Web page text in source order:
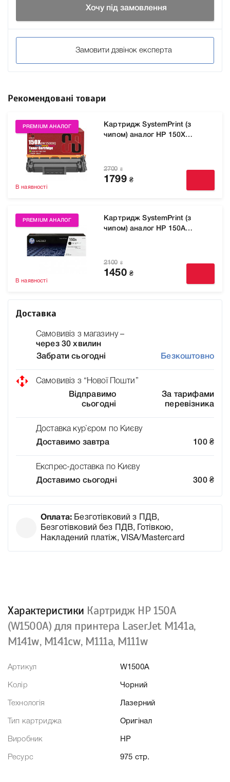
Хочу під замовлення
Замовити дзвінок експерта
Рекомендовані товари
PREMIUM АНАЛОГ
Картридж SystemPrint (з
чипом) аналог HP 150X
M141cw, M111a, M111w
2700 ₴
1799 ₴
В наявності
PREMIUM АНАЛОГ
Картридж SystemPrint (з
чипом) аналог HP 150A
M141cw, M111a, M111w
2100 ₴
1450 ₴
В наявності
Доставка
Самовивіз з магазину –
через 30 хвилин
Забрати сьогодні
Безкоштовно
Самовивіз з “Нової Пошти”
Відправимо
сьогодні
За тарифами
перевізника
Доставка кур`єром по Києву
Доставимо завтра
100 ₴
Експрес-доставка по Києву
Доставимо сьогодні
300 ₴
Оплата: Безготівковий з ПДВ,
Безготівковий без ПДВ, Готівкою,
Накладений платіж, VISA/Mastercard
Характеристики Картридж HP 150A
(W1500A) для принтера LaserJet M141a,
M141w, M141cw, M111a, M111w
Артикул W1500A
Колір Чорний
Технологія Лазерний
Тип картриджа Оригінал
Виробник HP
Ресурс 975 стр.